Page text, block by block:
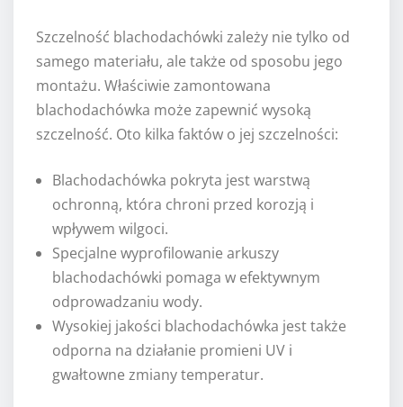
Szczelność blachodachówki zależy nie tylko od
samego materiału, ale także od sposobu jego
montażu. Właściwie zamontowana
blachodachówka może zapewnić wysoką
szczelność. Oto kilka faktów o jej szczelności:
Blachodachówka pokryta jest warstwą
ochronną, która chroni przed korozją i
wpływem wilgoci.
Specjalne wyprofilowanie arkuszy
blachodachówki pomaga w efektywnym
odprowadzaniu wody.
Wysokiej jakości blachodachówka jest także
odporna na działanie promieni UV i
gwałtowne zmiany temperatur.